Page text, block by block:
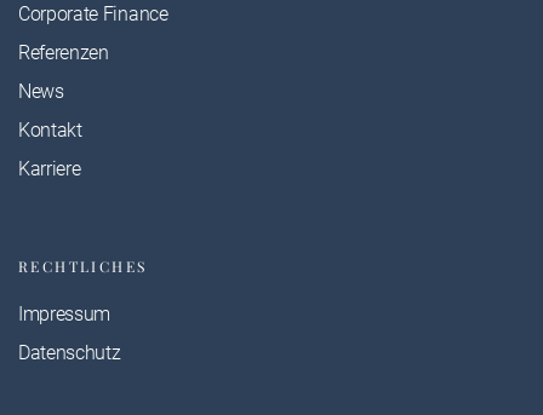
Corporate Finance
Referenzen
News
Kontakt
Karriere
RECHTLICHES
Impressum
Datenschutz